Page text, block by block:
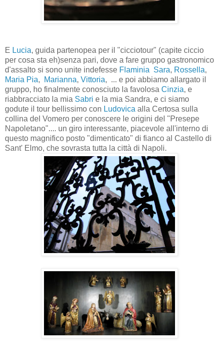
E Lucia, guida partenopea per il "cicciotour" (capite ciccio
per cosa sta eh)senza pari, dove a fare gruppo gastronomico
d'assalto si sono unite indefesse Flaminia Sara, Rossella,
Maria Pia, Marianna, Vittoria, ... e poi abbiamo allargato il
gruppo, ho finalmente conosciuto la favolosa Cinzia, e
riabbracciato la mia Sabri e la mia Sandra, e ci siamo
godute il tour bellissimo con Ludovica alla Certosa sulla
collina del Vomero per conoscere le origini del "Presepe
Napoletano".... un giro interessante, piacevole all'interno di
questo magnifico posto "dimenticato" di fianco al Castello di
Sant' Elmo, che sovrasta tutta la città di Napoli.